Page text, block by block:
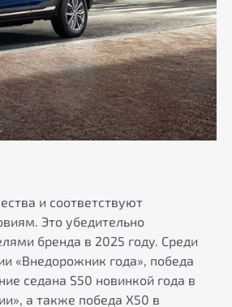
и соответствуют
Это убедительно
бренда в 2025 году. Среди
«Внедорожник года», победа
седана S50 новинкой года в
а также победа Х50 в